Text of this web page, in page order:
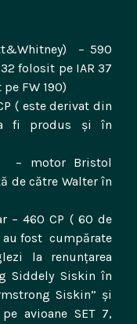
– 590
folosit pe IAR 37
FW 190)
( este derivat din
fi produs și în
– motor Bristol
de către Walter în
– 460 CP ( 60 de
au fost cumpărate
la renunțarea
Siddely Siskin în
Siskin” și
avioane SET 7,